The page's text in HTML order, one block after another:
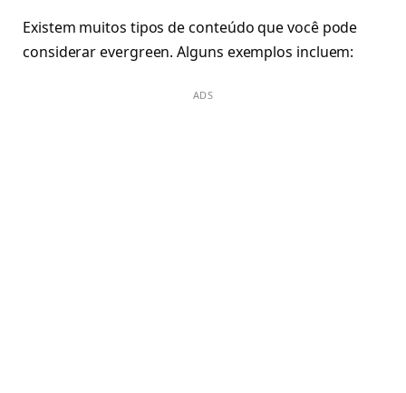
Existem muitos tipos de conteúdo que você pode
considerar evergreen. Alguns exemplos incluem:
ADS